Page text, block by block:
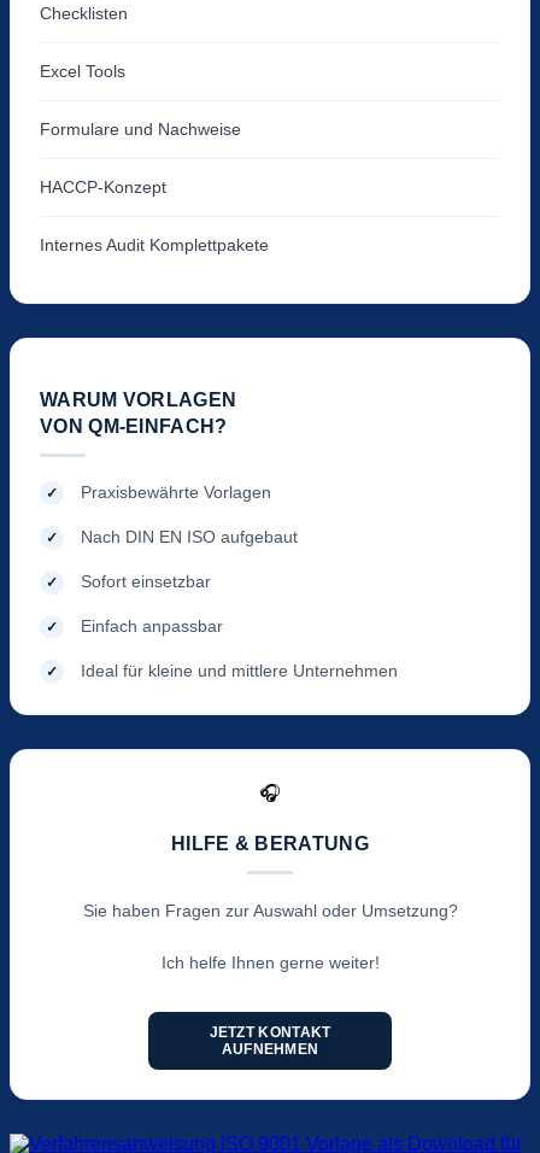
Checklisten
Excel Tools
Formulare und Nachweise
HACCP-Konzept
Internes Audit Komplettpakete
WARUM VORLAGEN
VON QM-EINFACH?
Praxisbewährte Vorlagen
Nach DIN EN ISO aufgebaut
Sofort einsetzbar
Einfach anpassbar
Ideal für kleine und mittlere Unternehmen
🎧
HILFE & BERATUNG
Sie haben Fragen zur Auswahl oder Umsetzung?
Ich helfe Ihnen gerne weiter!
JETZT KONTAKT
AUFNEHMEN